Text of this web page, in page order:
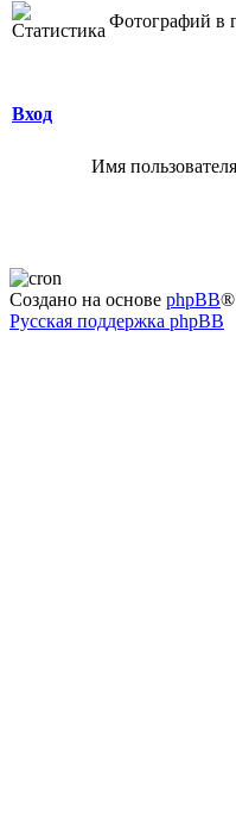
Фотографий в
Вход
Имя
Создано на основе phpBB®
Русская поддержка phpBB